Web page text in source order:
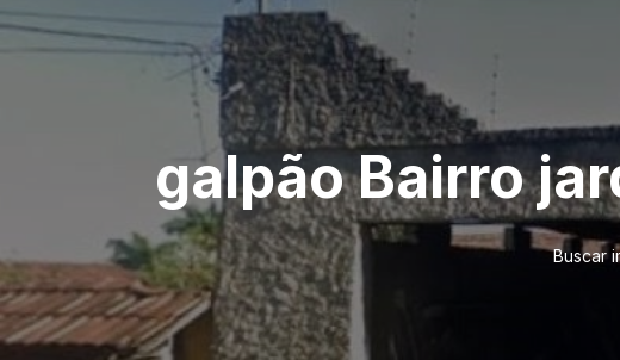
galpão Bairro
Buscar